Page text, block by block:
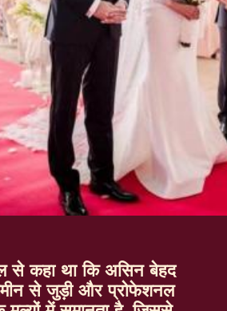
से कहा था कि असिन बेहद
से जुड़ी और प्रोफेशनल